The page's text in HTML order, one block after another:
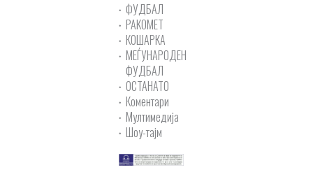
ФУДБАЛ
РАКОМЕТ
КОШАРКА
МЕЃУНАРОДЕН
ФУДБАЛ
ОСТАНАТО
Коментари
Мултимедија
Шоу-тајм